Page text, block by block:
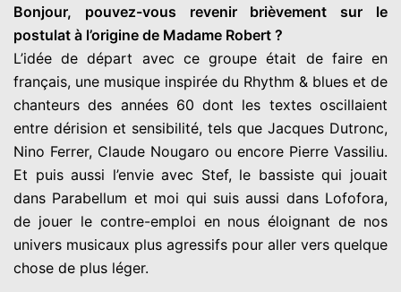
Bonjour, pouvez-vous revenir brièvement sur le
postulat à l’origine de Madame Robert ?
L’idée de départ avec ce groupe était de faire en
français, une musique inspirée du Rhythm & blues et de
chanteurs des années 60 dont les textes oscillaient
entre dérision et sensibilité, tels que Jacques Dutronc,
Nino Ferrer, Claude Nougaro ou encore Pierre Vassiliu.
Et puis aussi l’envie avec Stef, le bassiste qui jouait
dans Parabellum et moi qui suis aussi dans Lofofora,
de jouer le contre-emploi en nous éloignant de nos
univers musicaux plus agressifs pour aller vers quelque
chose de plus léger.